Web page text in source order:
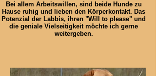
Bei allem Arbeitswillen, sind beide Hunde zu
Hause ruhig und lieben den Körperkontakt. Das
Potenzial der Labbis, ihren "Will to please" und
die geniale Vielseitigkeit möchte ich gerne
weitergeben.